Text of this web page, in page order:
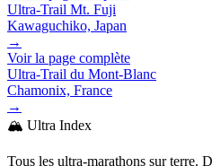
Ultra-Trail Mt. Fuji
Kawaguchiko, Japan
→
Voir la page complète
Ultra-Trail du Mont-Blanc
Chamonix, France
→
🏔️ Ultra Index
Tous les ultra-marathons sur terre.